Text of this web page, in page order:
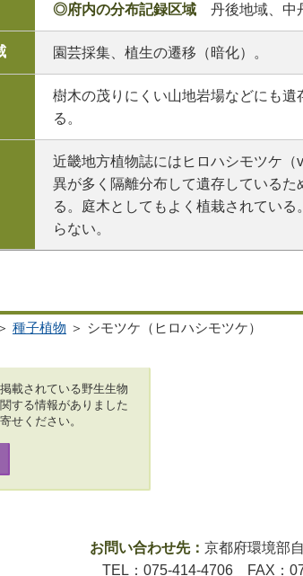
◎府内の分布記録区域 丹後地域、中
園芸採集、植生の遷移（暗化）。
樹木の茂りにくい山地岩場などにも
る。
近畿地方植物誌にはヒロハシモツケ
異が多く隔離分布して遺存している
る。庭木としてもよく植栽されてい
らない。
種子植物 ＞ シモツケ（ヒロハシモツケ）
載されている野生生物
する情報がありました
せください。
お問い合わせ先： 京都府環境部
TEL：075-414-4706 FAX：